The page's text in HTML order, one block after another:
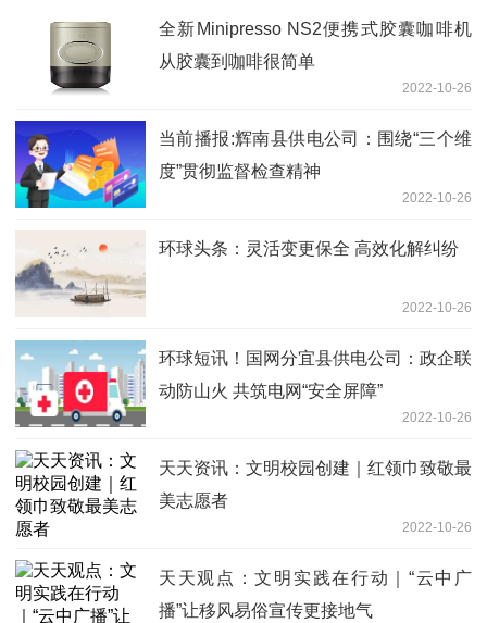
全新Minipresso NS2便携式胶囊咖啡机
从胶囊到咖啡很简单
2022-10-26
当前播报:辉南县供电公司：围绕“三个维
度”贯彻监督检查精神
2022-10-26
环球头条：灵活变更保全 高效化解纠纷
2022-10-26
环球短讯！国网分宜县供电公司：政企联
动防山火 共筑电网“安全屏障”
2022-10-26
天天资讯：文明校园创建｜红领巾致敬最
美志愿者
2022-10-26
天天观点：文明实践在行动｜“云中广
播”让移风易俗宣传更接地气